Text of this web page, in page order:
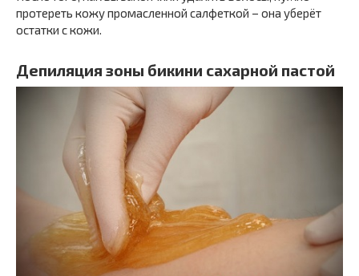
протереть кожу промасленной салфеткой – она уберёт
остатки с кожи.
Депиляция зоны бикини сахарной пастой